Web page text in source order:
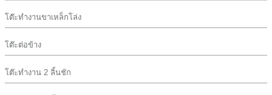
โต๊ะทำงานขาเหล็กโล่ง
โต๊ะต่อข้าง
โต๊ะทำงาน 2 ลิ้นชัก